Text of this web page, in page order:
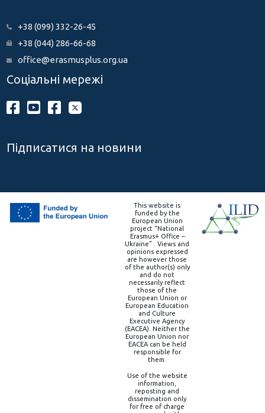
+38 (099) 332-26-45
+38 (044) 286-66-68
office@erasmusplus.org.ua
Соціальні мережі
Підписатися на новини
This website is
funded by the
European Union
project “National
Erasmus+ Office –
Ukraine” . Views and
opinions expressed
are however those
of the author(s) only
and do not
necessarily reflect
those of the
European Union or
European Education
and Culture
Executive Agency
(EACEA). Neither the
European Union nor
EACEA can be held
responsible for
them.
Use of the website
information,
reposting and
dissemination only
for free of charge